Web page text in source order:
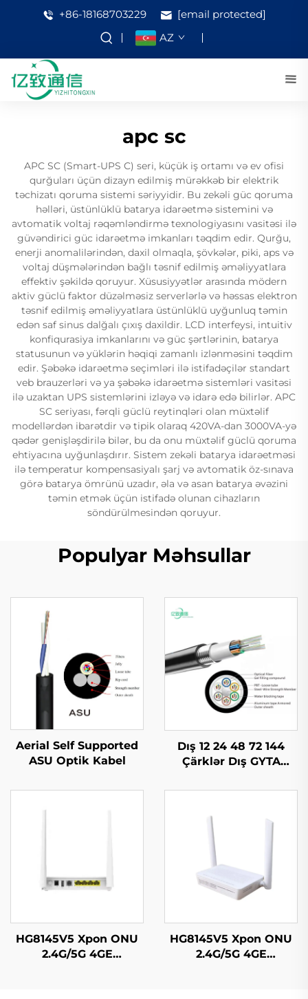
+86-18168703229
[email protected]
AZ
apc sc
APC SC (Smart-UPS C) seri, küçük iş ortamı və ev ofisi
qurğuları üçün dizayn edilmiş mürəkkəb bir elektrik
təchizatı qoruma sistemi səriyyidir. Bu zekəli güc qoruma
həlləri, üstünlüklü batarya idarəetmə sistemini və
avtomatik voltaj rəqəmləndirmə texnologiyasını vasitəsi ilə
güvəndirici güc idarəetmə imkanları təqdim edir. Qurğu,
enerji anomalilərindən, daxil olmaqla, şövkələr, piki, aps və
voltaj düşmələrindən bağlı təsnif edilmiş əməliyyatlara
effektiv şəkildə qoruyur. Xüsusiyyətlər arasında mödern
aktiv güclü faktor düzəlməsiz serverlərlə və həssas elektron
təsnif edilmiş əməliyyatlara üstünlüklü uyğunluq təmin
edən saf sinus dalğalı çıxış daxildir. LCD interfeysi, intuitiv
konfiqurasiya imkanlarını və güc şərtlərinin, batarya
statusunun və yüklərin həqiqi zamanlı izlənməsini təqdim
edir. Şəbəkə idarəetmə seçimləri ilə istifadəçilər standart
veb brauzerləri və ya şəbəkə idarəetmə sistemləri vasitəsi
ilə uzaktan UPS sistemlərini izləyə və idarə edə bilirlər. APC
SC seriyası, fərqli güclü reytinqləri olan müxtəlif
modellərdən ibarətdir və tipik olaraq 420VA-dan 3000VA-yə
qədər genişləşdirilə bilər, bu da onu müxtəlif güclü qoruma
ehtiyacına uyğunlaşdırır. Sistem zekəli batarya idarəetməsi
ilə temperatur kompensasiyalı şarj və avtomatik öz-sınava
görə batarya ömrünü uzadır, əla və asan batarya əvəzini
təmin etmək üçün istifadə olunan cihazların
söndürülmesindən qoruyur.
Populyar Məhsullar
Aerial Self Supported
ASU Optik Kabel
Dış 12 24 48 72 144
Çärklər Dış GYTA
HG8145V5 Xpon ONU
2.4G/5G 4GE
HG8145V5 Xpon ONU
2.4G/5G 4GE